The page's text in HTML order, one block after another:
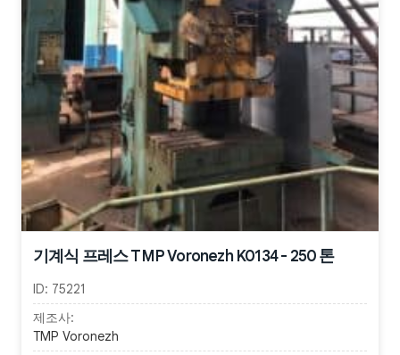
기계식 프레스 TMP Voronezh K0134 - 250 톤
ID: 75221
제조사:
TMP Voronezh